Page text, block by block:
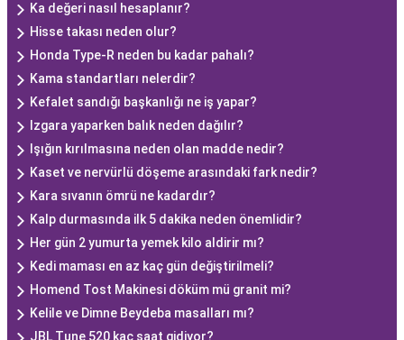
Ka değeri nasıl hesaplanır?
Hisse takası neden olur?
Honda Type-R neden bu kadar pahalı?
Kama standartları nelerdir?
Kefalet sandığı başkanlığı ne iş yapar?
Izgara yaparken balık neden dağılır?
Işığın kırılmasına neden olan madde nedir?
Kaset ve nervürlü döşeme arasındaki fark nedir?
Kara sıvanın ömrü ne kadardır?
Kalp durmasında ilk 5 dakika neden önemlidir?
Her gün 2 yumurta yemek kilo aldirir mı?
Kedi maması en az kaç gün değiştirilmeli?
Homend Tost Makinesi döküm mü granit mi?
Kelile ve Dimne Beydeba masalları mı?
JBL Tune 520 kaç saat gidiyor?